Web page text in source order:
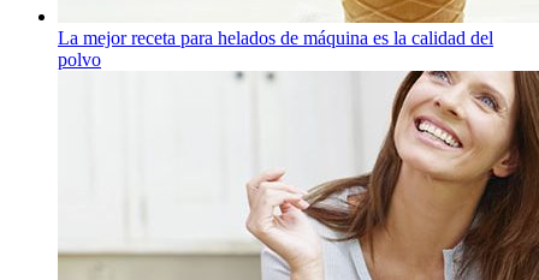
La mejor receta para helados de máquina es la calidad del
polvo